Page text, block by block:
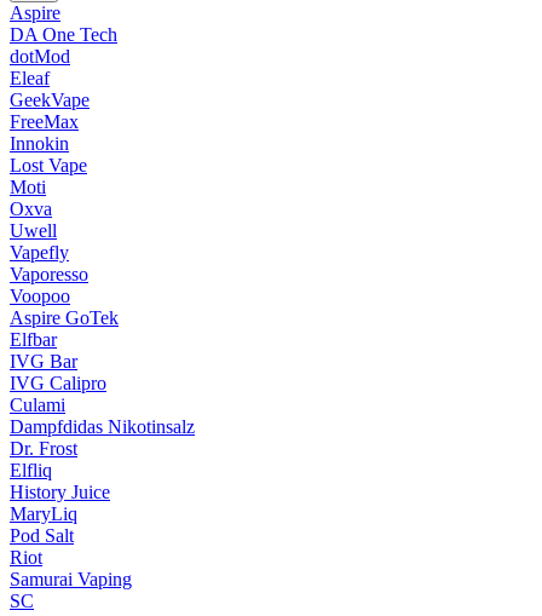
Aspire
DA One Tech
dotMod
Eleaf
GeekVape
FreeMax
Innokin
Lost Vape
Moti
Oxva
Uwell
Vapefly
Vaporesso
Voopoo
Aspire GoTek
Elfbar
IVG Bar
IVG Calipro
Culami
Dampfdidas Nikotinsalz
Dr. Frost
Elfliq
History Juice
MaryLiq
Pod Salt
Riot
Samurai Vaping
SC